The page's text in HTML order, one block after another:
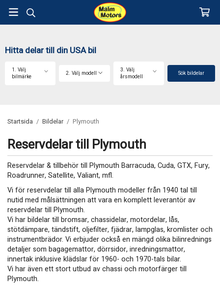
Hitta delar till din USA bil
1. Välj
bilmärke
2. Välj modell
3. Välj
årsmodell
Sök bildelar
Startsida / Bildelar / Plymouth
Reservdelar till Plymouth
Reservdelar & tillbehör till Plymouth Barracuda, Cuda, GTX, Fury,
Roadrunner, Satellite, Valiant, mfl.
Vi för reservdelar till alla Plymouth modeller från 1940 tal till
nutid med målsättningen att vara en komplett leverantör av
reservdelar till Plymouth.
Vi har bildelar till bromsar, chassidelar, motordelar, lås,
stötdämpare, tändstift, oljefilter, fjädrar, lampglas, kromlister och
instrumentbrädor. Vi erbjuder också en mängd olika bilinrednings
detaljer som bagagemattor, dörrsidor, inredningsmattor,
innertak inklusive klädslar för 1960- och 1970-tals bilar.
Vi har även ett stort utbud av chassi och motorfärger till
Plymouth.